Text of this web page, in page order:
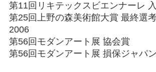
第11回リキテックスビエンナーレ
第25回上野の森美術館大賞 最終選
2006
第56回モダンアート展 協会賞
第56回モダンアート展 損保ジャパ